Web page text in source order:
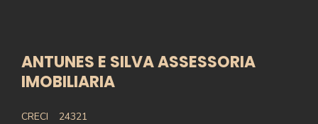
ANTUNES E SILVA ASSESSORIA
IMOBILIARIA
CRECI
24321